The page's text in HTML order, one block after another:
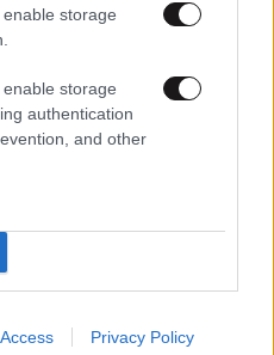
storage
storage
authentication
and other
Privacy Policy